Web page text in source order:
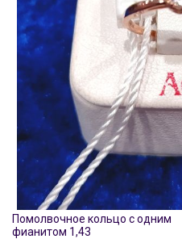
Помолвочное кольцо с одним
фианитом 1,43